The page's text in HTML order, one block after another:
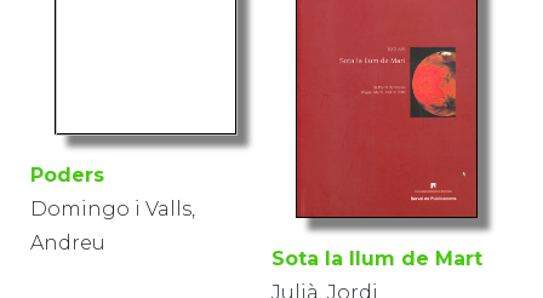
Poders
Domingo i Valls,
Andreu
Sota la llum de Mart
Julià, Jordi